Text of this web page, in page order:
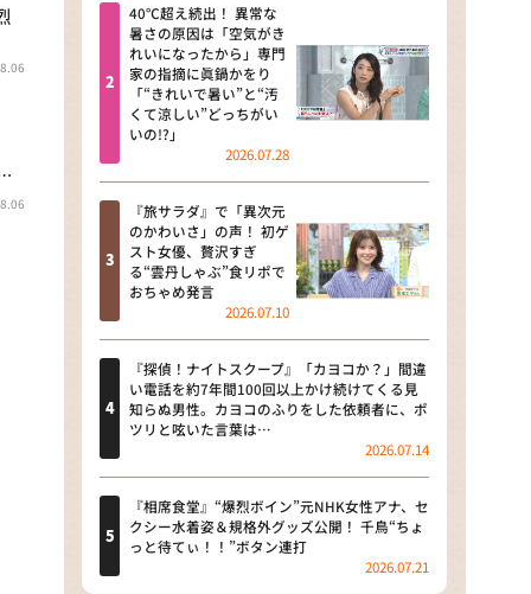
news おかえり
河合＆A.B.C-Z塚田×福井アナ
「なんでやねん！？」（news お
かえり）
DAIGOも台所 ～きょうの献立 何
にする？～
本日はダイアンなり！シーズン２
朝だ！生です旅サラダ
教えて！ニュースライブ 正義の
ミカタ
ＬＩＦＥ～夢のカタチ～
新婚さんいらっしゃい！
ポツンと一軒家
ザキ山小屋本館
40℃超え続出！ 異常な
暑さの原因は「空気がき
れいになったから」専門
家の指摘に眞鍋かをり
「“きれいで暑い”と“汚
くて涼しい”どっちがい
いの!?」
2026.07.28
『旅サラダ』で「異次元
のかわいさ」の声！ 初ゲ
スト女優、贅沢すぎ
る“雲丹しゃぶ”食リポで
おちゃめ発言
2026.07.10
『探偵！ナイトスクープ』「カヨコか？」間違
い電話を約7年間100回以上かけ続けてくる見
知らぬ男性。カヨコのふりをした依頼者に、ポ
ツリと呟いた言葉は…
2026.07.14
『相席食堂』“爆烈ボイン”元NHK女性アナ、セ
クシー水着姿＆規格外グッズ公開！ 千鳥“ちょ
っと待てぃ！！”ボタン連打
2026.07.21